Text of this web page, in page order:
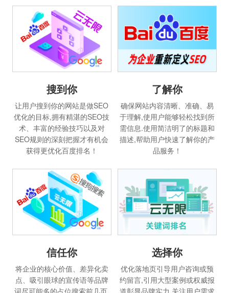
搜到你
让用户搜到你的网站是做SEO
优化的目标,拥有精湛的SEO技
术、丰富的经验技巧以及对
SEO规则的深刻把握才有机会
获得更优化百度排名！
了解你
确保网站内容清晰、准确、易
于理解,使用户能够轻松找到所
需信息.使用简洁明了的标题和
描述,帮助用户快速了解你的产
品服务！
信任你
将企业的核心价值、差异化卖
点、吸引眼球的宣传语等品牌
词尽可能多的占位搜索前几页,
选择你
优化落地页引导用户咨询或预
约留言,引用大型案例或权威报